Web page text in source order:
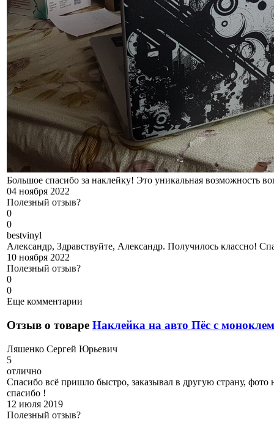
Большое спасибо за наклейку! Это уникальная возможность
04 ноября 2022
Полезный отзыв?
0
0
bestvinyl
Александр, Здравствуйте, Александр. Получилось классно!
10 ноября 2022
Полезный отзыв?
0
0
Еще комментарии
Отзыв о товаре Наклейка на авто Пёс с моноклем
Ляшенко Сергей Юрьевич
5
отлично
Спасибо всё пришло быстро, заказывал в другую страну,
спасибо !
12 июля 2019
Полезный отзыв?